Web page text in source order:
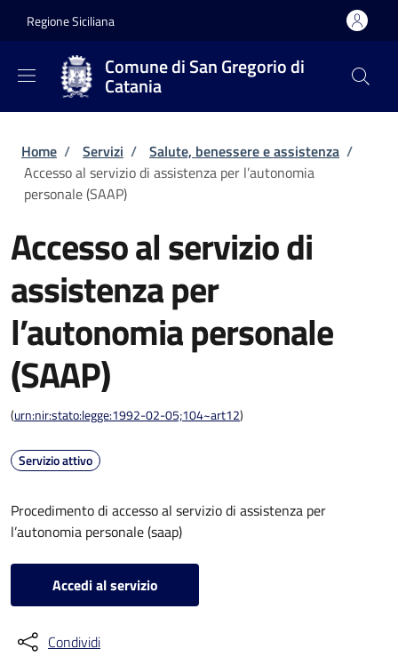
Regione Siciliana
Comune di San Gregorio di
Catania
Briciole di pane
Home / Servizi / Salute, benessere e assistenza /
Accesso al servizio di assistenza per l’autonomia
personale (SAAP)
Accesso al servizio di
assistenza per
l’autonomia personale
(SAAP)
(urn:nir:stato:legge:1992-02-05;104~art12)
Servizio attivo
Procedimento di accesso al servizio di assistenza per
l’autonomia personale (saap)
Accedi al servizio
Condividi